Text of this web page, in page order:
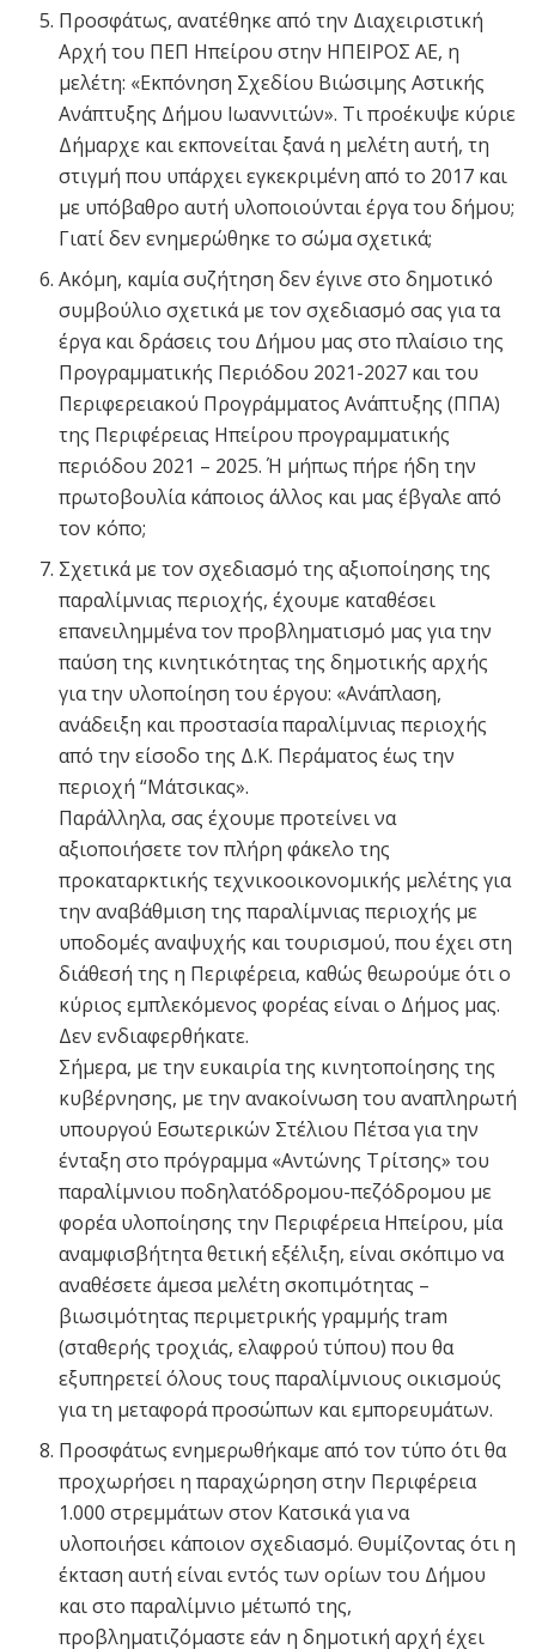
Προσφάτως, ανατέθηκε από την Διαχειριστική
Αρχή του ΠΕΠ Ηπείρου στην ΗΠΕΙΡΟΣ ΑΕ, η
μελέτη: «Εκπόνηση Σχεδίου Βιώσιμης Αστικής
Ανάπτυξης Δήμου Ιωαννιτών». Τι προέκυψε κύριε
Δήμαρχε και εκπονείται ξανά η μελέτη αυτή, τη
στιγμή που υπάρχει εγκεκριμένη από το 2017 και
με υπόβαθρο αυτή υλοποιούνται έργα του δήμου;
Γιατί δεν ενημερώθηκε το σώμα σχετικά;
Ακόμη, καμία συζήτηση δεν έγινε στο δημοτικό
συμβούλιο σχετικά με τον σχεδιασμό σας για τα
έργα και δράσεις του Δήμου μας στο πλαίσιο της
Προγραμματικής Περιόδου 2021-2027 και του
Περιφερειακού Προγράμματος Ανάπτυξης (ΠΠΑ)
της Περιφέρειας Ηπείρου προγραμματικής
περιόδου 2021 – 2025. Ή μήπως πήρε ήδη την
πρωτοβουλία κάποιος άλλος και μας έβγαλε από
τον κόπο;
Σχετικά με τον σχεδιασμό της αξιοποίησης της
παραλίμνιας περιοχής, έχουμε καταθέσει
επανειλημμένα τον προβληματισμό μας για την
παύση της κινητικότητας της δημοτικής αρχής
για την υλοποίηση του έργου: «Ανάπλαση,
ανάδειξη και προστασία παραλίμνιας περιοχής
από την είσοδο της Δ.Κ. Περάματος έως την
περιοχή “Μάτσικας».
Παράλληλα, σας έχουμε προτείνει να
αξιοποιήσετε τον πλήρη φάκελο της
προκαταρκτικής τεχνικοοικονομικής μελέτης για
την αναβάθμιση της παραλίμνιας περιοχής με
υποδομές αναψυχής και τουρισμού, που έχει στη
διάθεσή της η Περιφέρεια, καθώς θεωρούμε ότι ο
κύριος εμπλεκόμενος φορέας είναι ο Δήμος μας.
Δεν ενδιαφερθήκατε.
Σήμερα, με την ευκαιρία της κινητοποίησης της
κυβέρνησης, με την ανακοίνωση του αναπληρωτή
υπουργού Εσωτερικών Στέλιου Πέτσα για την
ένταξη στο πρόγραμμα «Αντώνης Τρίτσης» του
παραλίμνιου ποδηλατόδρομου-πεζόδρομου με
φορέα υλοποίησης την Περιφέρεια Ηπείρου, μία
αναμφισβήτητα θετική εξέλιξη, είναι σκόπιμο να
αναθέσετε άμεσα μελέτη σκοπιμότητας –
βιωσιμότητας περιμετρικής γραμμής tram
(σταθερής τροχιάς, ελαφρού τύπου) που θα
εξυπηρετεί όλους τους παραλίμνιους οικισμούς
για τη μεταφορά προσώπων και εμπορευμάτων.
Προσφάτως ενημερωθήκαμε από τον τύπο ότι θα
προχωρήσει η παραχώρηση στην Περιφέρεια
1.000 στρεμμάτων στον Κατσικά για να
υλοποιήσει κάποιον σχεδιασμό. Θυμίζοντας ότι η
έκταση αυτή είναι εντός των ορίων του Δήμου
και στο παραλίμνιο μέτωπό της,
προβληματιζόμαστε εάν η δημοτική αρχή έχει